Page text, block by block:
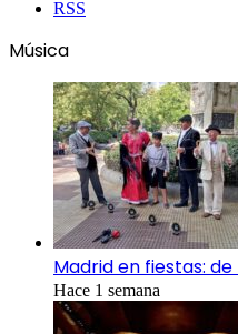
RSS
Música
Madrid en fiestas:
Hace 1 semana